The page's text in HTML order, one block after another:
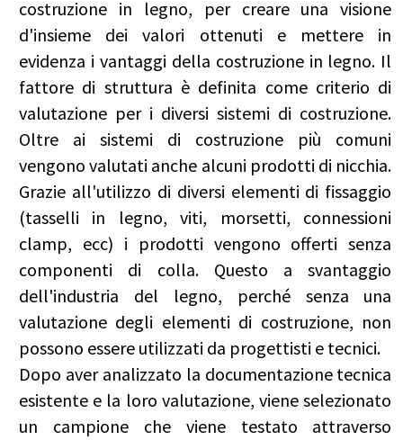
costruzione in legno, per creare una visione
d'insieme dei valori ottenuti e mettere in
evidenza i vantaggi della costruzione in legno. Il
fattore di struttura è definita come criterio di
valutazione per i diversi sistemi di costruzione.
Oltre ai sistemi di costruzione più comuni
vengono valutati anche alcuni prodotti di nicchia.
Grazie all'utilizzo di diversi elementi di fissaggio
(tasselli in legno, viti, morsetti, connessioni
clamp, ecc) i prodotti vengono offerti senza
componenti di colla. Questo a svantaggio
dell'industria del legno, perché senza una
valutazione degli elementi di costruzione, non
possono essere utilizzati da progettisti e tecnici.
Dopo aver analizzato la documentazione tecnica
esistente e la loro valutazione, viene selezionato
un campione che viene testato attraverso